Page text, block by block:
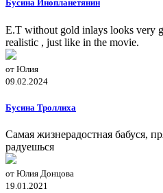
Бусина Инопланетянин
E.T without gold inlays looks very
realistic , just like in the movie.
от Юлия
09.02.2024
Бусина Троллиха
Самая жизнерадостная бабуся,
радуешься
от Юлия Донцова
19.01.2021